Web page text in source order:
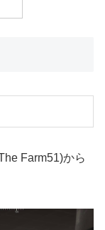
Farm51)から